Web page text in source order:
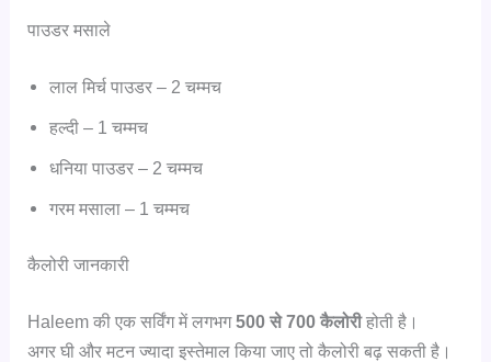
पाउडर मसाले
लाल मिर्च पाउडर – 2 चम्मच
हल्दी – 1 चम्मच
धनिया पाउडर – 2 चम्मच
गरम मसाला – 1 चम्मच
कैलोरी जानकारी
Haleem की एक सर्विंग में लगभग500 से 700 कैलोरीहोती है।
अगर घी और मटन ज्यादा इस्तेमाल किया जाए तो कैलोरी बढ़ सकती है।